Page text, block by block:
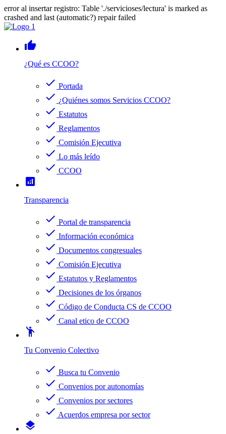
error al insertar registro: Table './servicioses/lectura' is marked as
crashed and last (automatic?) repair failed
thumb_up
¿Qué es CCOO?
check Portada
check ¿Quiénes somos Servicios CCOO?
check Estatutos
check Reglamentos
check Comisión Ejecutiva
check Lo más leído
check CCOO
analytics
Transparencia
check Portal de transparencia
check Información económica
check Documentos congresuales
check Comisión Ejecutiva
check Estatutos y Reglamentos
check Decisiones de los órganos
check Código de Conducta CS de CCOO
check Canal etico de CCOO
emoji_people
Tu Convenio Colectivo
check Busca tu Convenio
check Convenios por autonomías
check Convenios por sectores
check Acuerdos empresa por sector
layers